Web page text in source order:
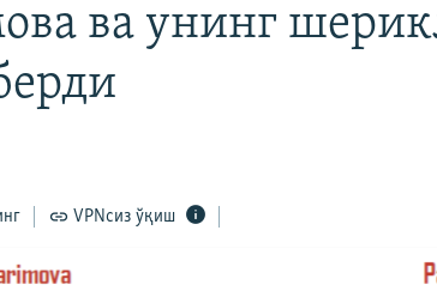
ва унинг
VPNсиз ўқиш